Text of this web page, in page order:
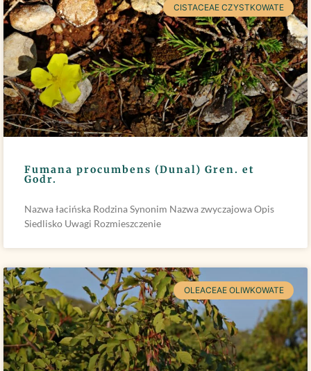
CISTACEAE CZYSTKOWATE
Fumana procumbens (Dunal) Gren. et
Godr.
Nazwa łacińska Rodzina Synonim Nazwa zwyczajowa Opis
Siedlisko Uwagi Rozmieszczenie
OLEACEAE OLIWKOWATE